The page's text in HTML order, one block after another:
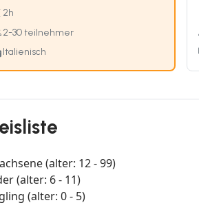
2h
2-30 teilnehmer
Italienisch
(alter: 12 - 99)
(alter: 6 - 11)
(alter: 0 - 5)